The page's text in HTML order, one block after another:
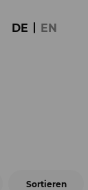
DE EN
Sortieren